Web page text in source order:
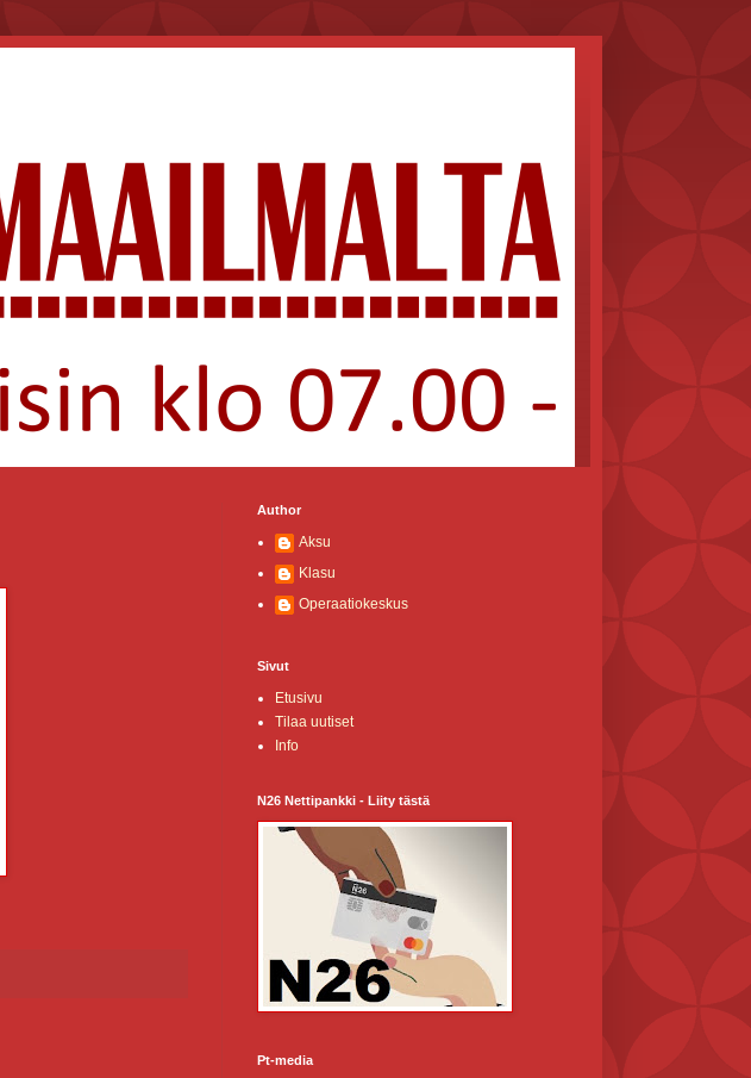
Author
Aksu
Klasu
Operaatiokeskus
Sivut
Etusivu
Tilaa uutiset
Info
N26 Nettipankki - Liity tästä
Pt-media